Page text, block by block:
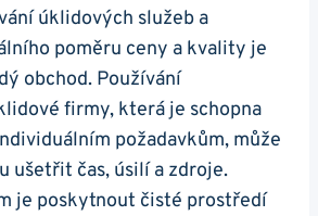
úklidových služeb a
poměru ceny a kvality je
obchod. Používání
firmy, která je schopna
požadavkům, může
ušetřit čas, úsilí a zdroje.
je poskytnout čisté prostředí